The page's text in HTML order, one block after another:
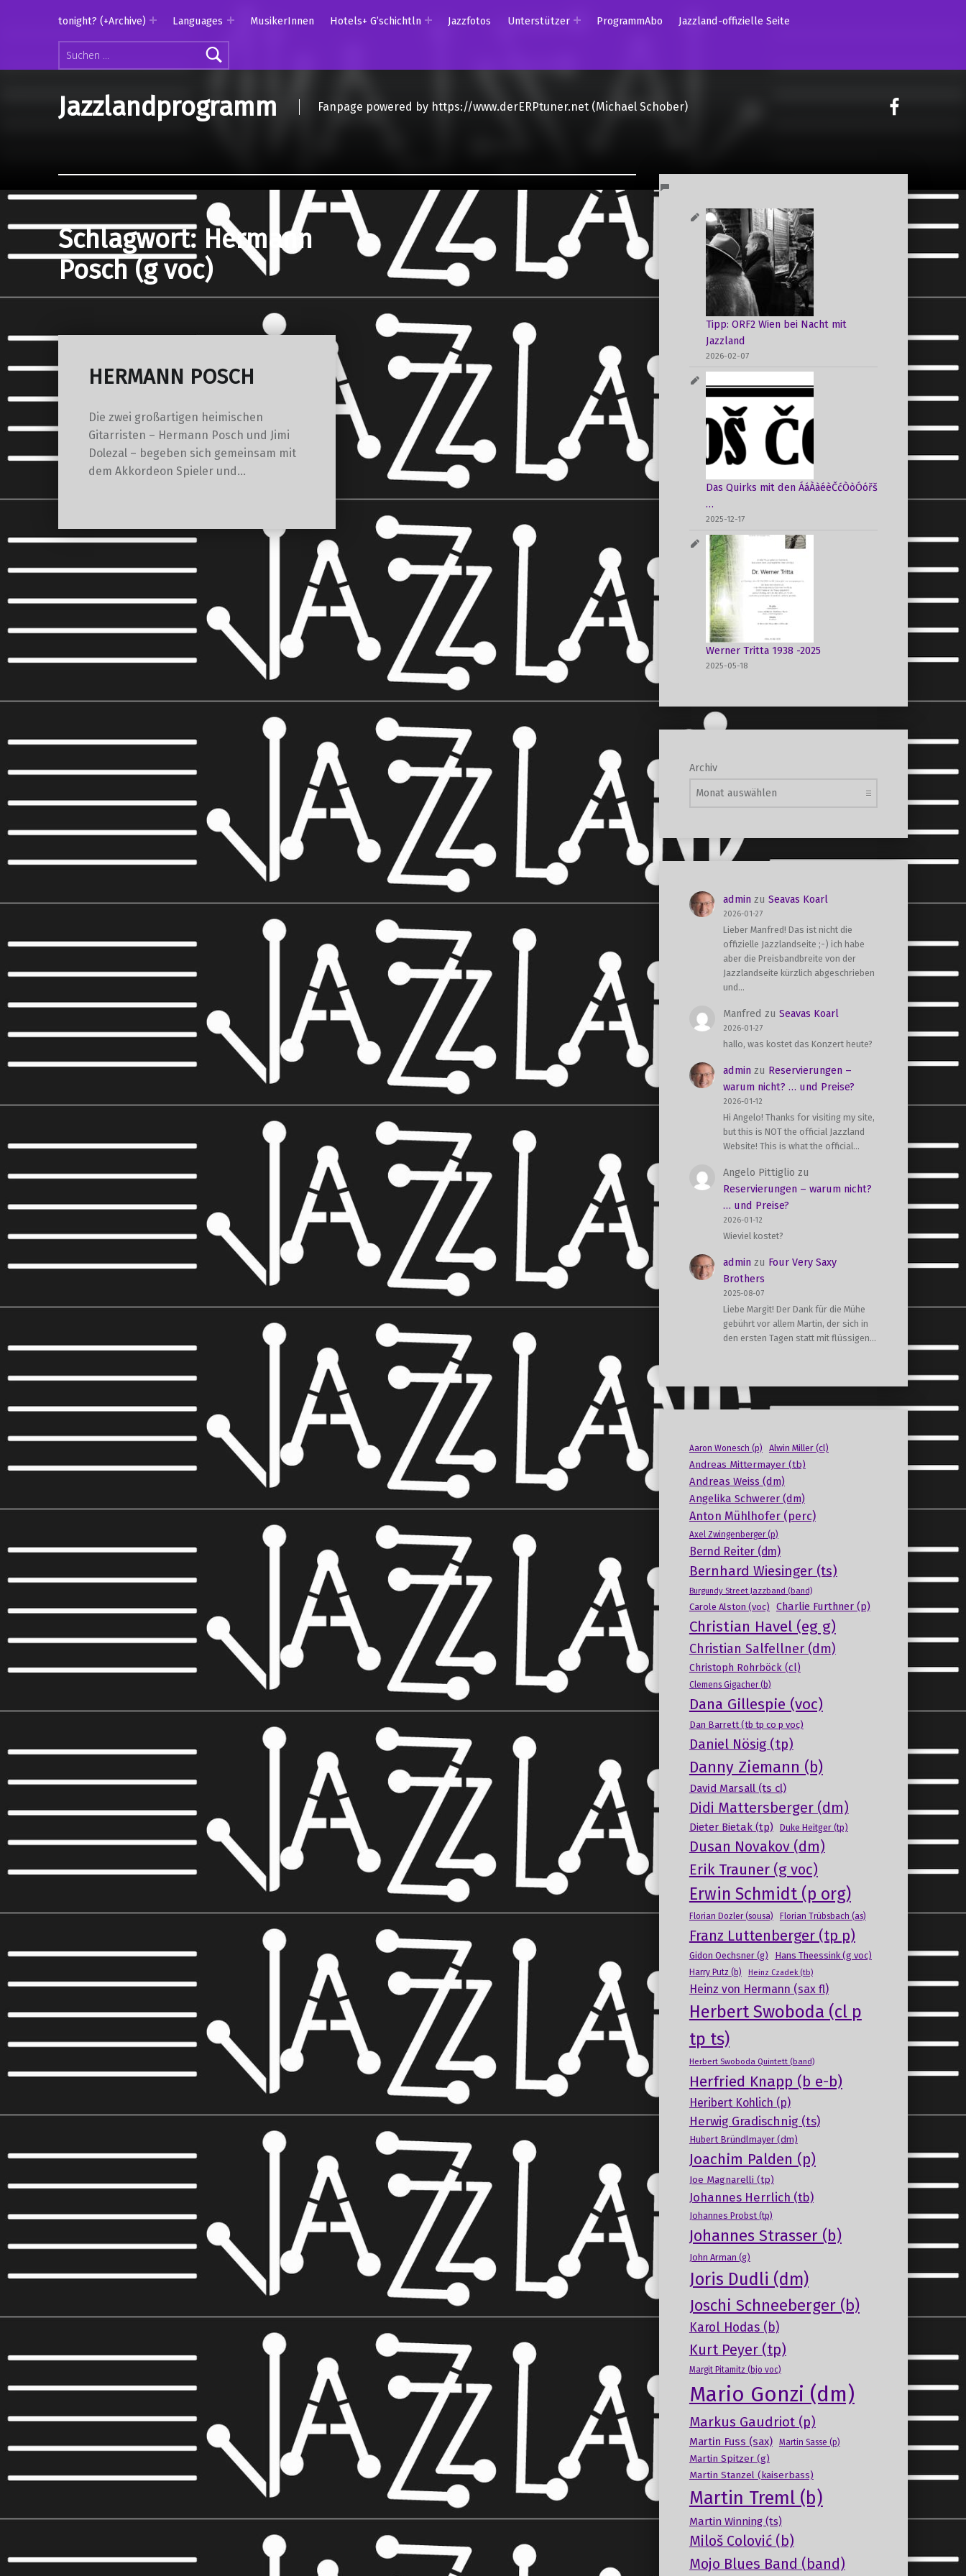
Suchen nach:
tonight? (+Archive) Languages MusikerInnen Hotels+ G’schichtln Jazzfotos Unterstützer ProgrammAbo Jazzland-offizielle Seite
Jazzlandprogramm Fanpage powered by https://www.derERPtuner.net (Michael Schober)
on
Schlagwort: Hermann
Posch (g voc)
HERMANN POSCH
Die zwei großartigen heimischen
Gitarristen – Hermann Posch und Jimi
Dolezal – begeben sich gemeinsam mit
dem Akkordeon Spieler und…
Tipp: ORF2 Wien bei Nacht mit
Jazzland
2026-02-07
Das Quirks mit den ÁáÀàéèČćÒòÓóřš
…
2025-12-17
Werner Tritta 1938 -2025
2025-05-18
Archiv
adminzu Seavas Koarl
2026-01-27
Lieber Manfred! Das ist nicht die
offizielle Jazzlandseite ;-) ich habe
aber die Preisbandbreite von der
Jazzlandseite kürzlich abgeschrieben
und…
Manfred zu Seavas Koarl
2026-01-27
hallo, was kostet das Konzert heute?
adminzu Reservierungen –
warum nicht? … und Preise?
2026-01-12
Hi Angelo! Thanks for visiting my site,
but this is NOT the official Jazzland
Website! This is what the official…
Angelo Pittiglio zu
Reservierungen – warum nicht?
… und Preise?
2026-01-12
Wieviel kostet?
adminzu Four Very Saxy
Brothers
2025-08-07
Liebe Margit! Der Dank für die Mühe
gebührt vor allem Martin, der sich in
den ersten Tagen statt mit flüssigen…
Aaron Wonesch (p) Alwin Miller (cl)
Andreas Mittermayer (tb)
Andreas Weiss (dm)
Angelika Schwerer (dm)
Anton Mühlhofer (perc)
Axel Zwingenberger (p)
Bernd Reiter (dm)
Bernhard Wiesinger (ts)
Burgundy Street Jazzband (band)
Carole Alston (voc) Charlie Furthner (p)
Christian Havel (eg g)
Christian Salfellner (dm)
Christoph Rohrböck (cl)
Clemens Gigacher (b)
Dana Gillespie (voc)
Dan Barrett (tb tp co p voc)
Daniel Nösig (tp)
Danny Ziemann (b)
David Marsall (ts cl)
Didi Mattersberger (dm)
Dieter Bietak (tp) Duke Heitger (tp)
Dusan Novakov (dm)
Erik Trauner (g voc)
Erwin Schmidt (p org)
Florian Dozler (sousa) Florian Trübsbach (as)
Franz Luttenberger (tp p)
Gidon Oechsner (g) Hans Theessink (g voc)
Harry Putz (b) Heinz Czadek (tb)
Heinz von Hermann (sax fl)
Herbert Swoboda (cl p
tp ts)
Herbert Swoboda Quintett (band)
Herfried Knapp (b e-b)
Heribert Kohlich (p)
Herwig Gradischnig (ts)
Hubert Bründlmayer (dm)
Joachim Palden (p)
Joe Magnarelli (tp)
Johannes Herrlich (tb)
Johannes Probst (tp)
Johannes Strasser (b)
John Arman (g)
Joris Dudli (dm)
Joschi Schneeberger (b)
Karol Hodas (b)
Kurt Peyer (tp)
Margit Pitamitz (bjo voc)
Mario Gonzi (dm)
Markus Gaudriot (p)
Martin Fuss (sax) Martin Sasse (p)
Martin Spitzer (g)
Martin Stanzel (kaiserbass)
Martin Treml (b)
Martin Winning (ts)
Miloš Colović (b)
Mojo Blues Band (band)